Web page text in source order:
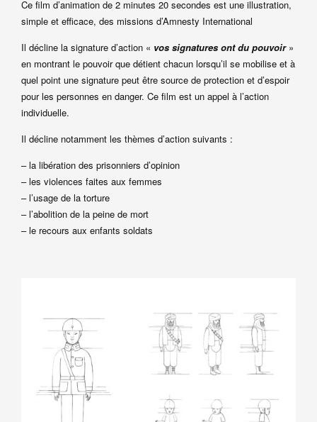
Ce film d’animation de 2 minutes 20 secondes est une illustration,
simple et efficace, des missions d’Amnesty International
Il décline la signature d’action « vos signatures ont du pouvoir»
en montrant le pouvoir que détient chacun lorsqu’il se mobilise et à
quel point une signature peut être source de protection et d’espoir
pour les personnes en danger. Ce film est un appel à l’action
individuelle.
Il décline notamment les thèmes d’action suivants :
– la libération des prisonniers d’opinion
– les violences faites aux femmes
– l’usage de la torture
– l’abolition de la peine de mort
– le recours aux enfants soldats